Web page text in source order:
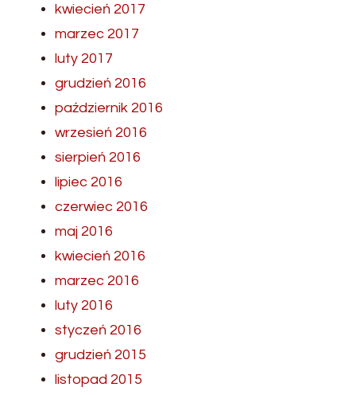
kwiecień 2017
marzec 2017
luty 2017
grudzień 2016
październik 2016
wrzesień 2016
sierpień 2016
lipiec 2016
czerwiec 2016
maj 2016
kwiecień 2016
marzec 2016
luty 2016
styczeń 2016
grudzień 2015
listopad 2015